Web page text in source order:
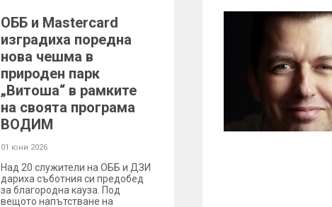
ОББ и Mastercard
изградиха поредна
нова чешма в
природен парк
„Витоша“ в рамките
на своята програма
ВОДИМ
01 юни 2026
Над 20 служители на ОББ и ДЗИ
дариха съботния си предобед
за благородна кауза. Под
вещото напътстване на